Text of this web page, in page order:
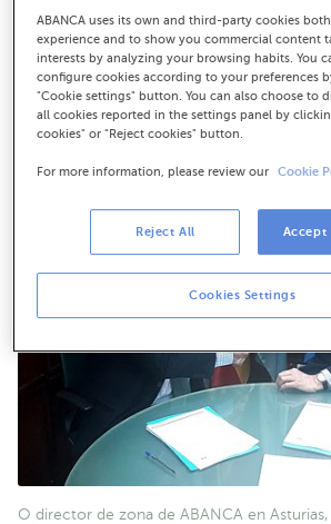
Os médicos que formen parte do
acceder aos servizos especializados
ABANCA Persoal
O director de zona de ABANCA en
ABANCA uses its own and third-party cookies
experience and to show you commercial content
interests by analyzing your browsing habits. You
configure cookies according to your preferences
"Cookie settings" button. You can also choose to
all cookies reported in the settings panel by
cookies" or "Reject cookies" button.
For more information, please review our Cookie
Cookies Settings
Reject All Accept